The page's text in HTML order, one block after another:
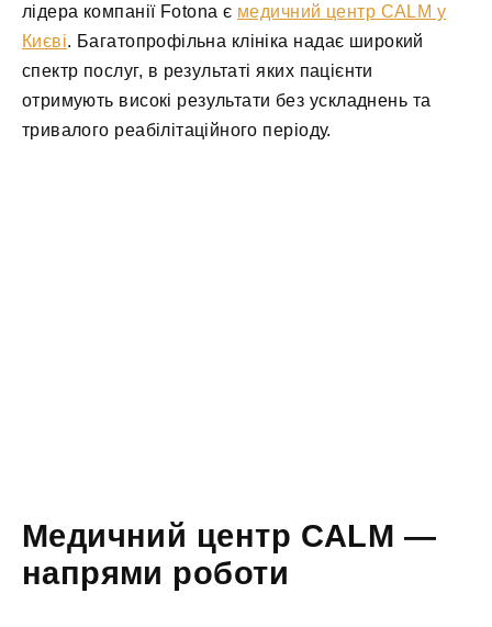
лідера компанії Fotona є медичний центр CALM у
Києві. Багатопрофільна клініка надає широкий
спектр послуг, в результаті яких пацієнти
отримують високі результати без ускладнень та
тривалого реабілітаційного періоду.
Медичний центр CALM —
напрями роботи